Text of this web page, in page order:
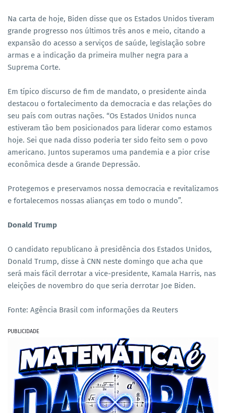
Na carta de hoje, Biden disse que os Estados Unidos tiveram
grande progresso nos últimos três anos e meio, citando a
expansão do acesso a serviços de saúde, legislação sobre
armas e a indicação da primeira mulher negra para a
Suprema Corte.
Em típico discurso de fim de mandato, o presidente ainda
destacou o fortalecimento da democracia e das relações do
seu país com outras nações. “Os Estados Unidos nunca
estiveram tão bem posicionados para liderar como estamos
hoje. Sei que nada disso poderia ter sido feito sem o povo
americano. Juntos superamos uma pandemia e a pior crise
econômica desde a Grande Depressão.
Protegemos e preservamos nossa democracia e revitalizamos
e fortalecemos nossas alianças em todo o mundo”.
Donald Trump
O candidato republicano à presidência dos Estados Unidos,
Donald Trump, disse à CNN neste domingo que acha que
será mais fácil derrotar a vice-presidente, Kamala Harris, nas
eleições de novembro do que seria derrotar Joe Biden.
Fonte: Agência Brasil com informações da Reuters
PUBLICIDADE